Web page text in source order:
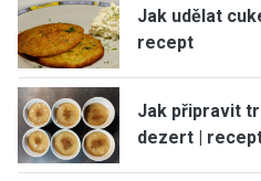
Jak udělat
recept
Jak připravit
dezert |